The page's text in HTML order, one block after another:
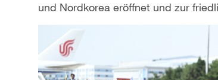
und Nordkorea eröffnet und zur